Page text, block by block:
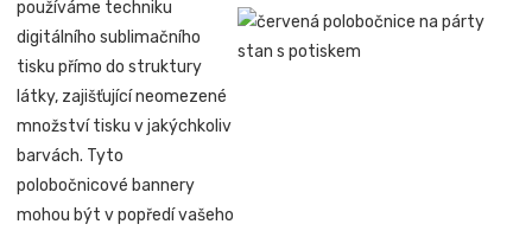
používáme techniku
digitálního sublimačního
tisku přímo do struktury
látky, zajišťující neomezené
množství tisku v jakýchkoliv
barvách. Tyto
polobočnicové bannery
mohou být v popředí vašeho